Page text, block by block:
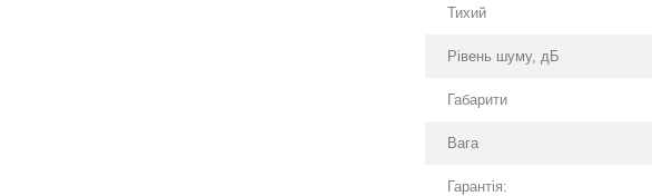
Тихий
Рівень шуму, дБ
Габарити
Вага
Гарантія: